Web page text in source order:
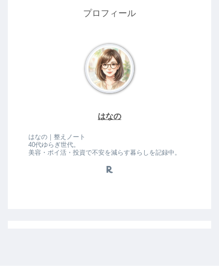
プロフィール
はなの
はなの｜整えノート
40代ゆらぎ世代。
美容・ポイ活・投資で不安を減らす暮らしを記録中。